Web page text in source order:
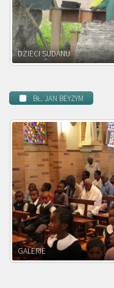
DZIECI ZAMBII
BŁ. JAN BEYZYM
POWOŁANIE MISYJNE